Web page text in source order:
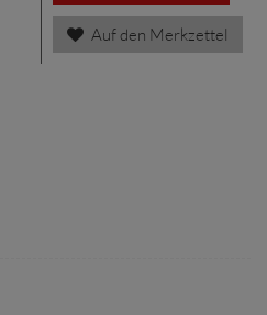
Auf den Merkzettel